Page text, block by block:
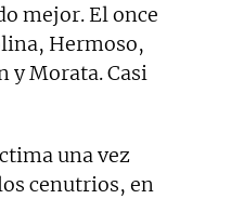
mejor. El once
Hermoso,
y Morata. Casi
una vez
cenutrios, en